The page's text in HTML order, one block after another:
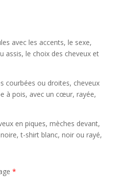
avec les accents, le sexe,
assis, le choix des cheveux et
courbées ou droites, cheveux
à pois, avec un cœur, rayée,
en piques, mèches devant,
t-shirt blanc, noir ou rayé,
*